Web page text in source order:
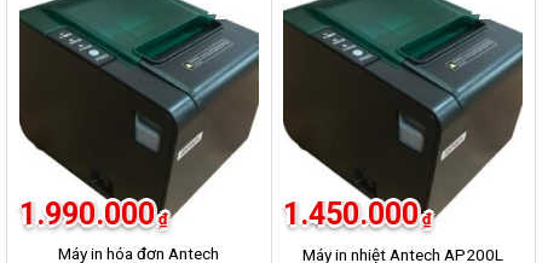
-28%
Máy in hóa đơn Antech
1.990.000 ₫
-27%
Máy in nhiệt Antech AP200L
1.450.000 ₫